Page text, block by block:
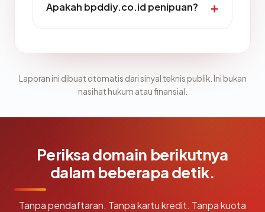
Apakah bpddiy.co.id penipuan?
Laporan ini dibuat otomatis dari sinyal teknis publik. Ini bukan
nasihat hukum atau finansial.
Periksa domain berikutnya
dalam beberapa detik.
Tanpa pendaftaran. Tanpa kartu kredit. Tanpa kuota